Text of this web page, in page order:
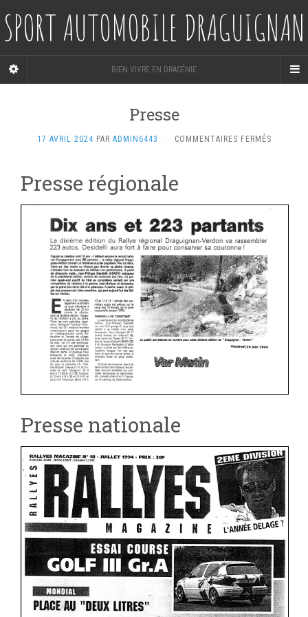
SPORT AUTOMOBILE DRAGUIGNAN
BIEN VIVRE EN DRACÉNIE
Presse
17 AVRIL 2024 PAR ADMIN6443 · COMMENTAIRES FERMÉSSUR
Presse régionale
Presse nationale